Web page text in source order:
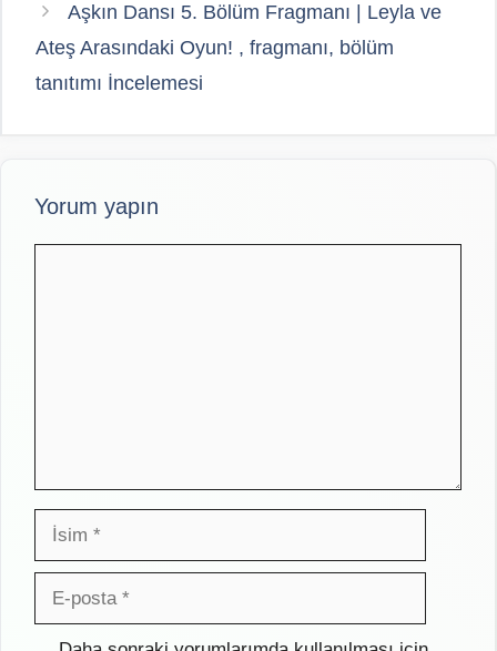
Aşkın Dansı 5. Bölüm Fragmanı | Leyla ve
Ateş Arasındaki Oyun! , fragmanı, bölüm
tanıtımı İncelemesi
Yorum yapın
İsim
posta